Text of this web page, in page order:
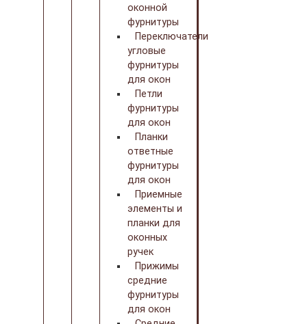
оконной
фурнитуры
Переключатели
угловые
фурнитуры
для окон
Петли
фурнитуры
для окон
Планки
ответные
фурнитуры
для окон
Приемные
элементы и
планки для
оконных
ручек
Прижимы
средние
фурнитуры
для окон